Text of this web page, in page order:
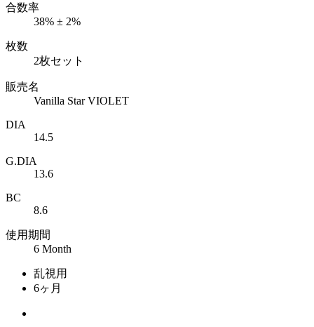
合数率
38% ± 2%
枚数
2枚セット
販売名
Vanilla Star VIOLET
DIA
14.5
G.DIA
13.6
BC
8.6
使用期間
6 Month
乱視用
6ヶ月